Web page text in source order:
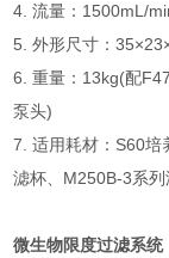
4. 流量：1500mL/
5. 外形尺寸：
6. 重量：13kg(配
泵头)
7. 适用耗材：S60
滤杯、M250B-3系列
微生物限度过滤系统